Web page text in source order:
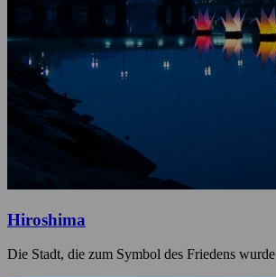
Hiroshima
Die Stadt, die zum Symbol des Friedens wurde